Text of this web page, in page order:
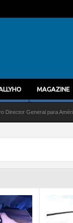
MAGAZINE
General para América Latina